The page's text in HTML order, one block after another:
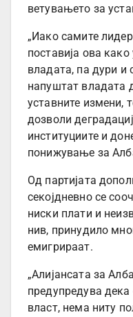
ветувањето за
„Иако самите
поставија ова
владата, па дури и
напуштат владата
уставните измени,
дозволи
институциите и
понижување за
Од партијата
секојдневно се
ниски плати и
нив, принудило
емигрираат.
„Алијансата за
предупредува
власт, нема ниту